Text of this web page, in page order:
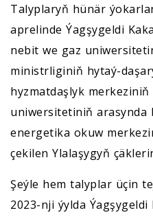
Talyplaryň hünär
aprelinde Ýagşygeldi
nebit we gaz
ministrliginiň hytaý-
hyzmatdaşlyk
uniwersitetiniň
energetika okuw
çekilen Ylalaşygyň
Şeýle hem talyplar üçin
2023-nji ýylda Ýagşygeldi